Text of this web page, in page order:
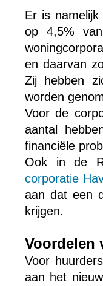
Er is
op 4,5%
en daarvan
Zij hebben
worden
Voor de
aantal
financiële
Ook in de
corporatie
aan dat een
krijgen.
Voordelen
Voor
aan het